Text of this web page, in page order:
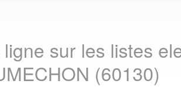
sur les listes
(60130)